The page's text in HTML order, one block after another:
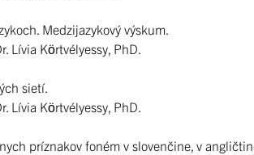
Medzijazykový výskum.
Lívia Körtvélyessy, PhD.
sietí.
Lívia Körtvélyessy, PhD.
príznakov foném v slovenčine, v